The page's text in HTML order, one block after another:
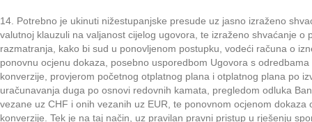
14. Potrebno je ukinuti nižestupanjske presude uz jasno izraženo
valutnoj klauzuli na valjanost cijelog ugovora, te izraženo shvaćanje o
razmatranja, kako bi sud u ponovljenom postupku, vodeći računa o
ponovnu ocjenu dokaza, posebno usporedbom Ugovora s
konverzije, provjerom početnog otplatnog plana i otplatnog plana po
uračunavanja duga po osnovi redovnih kamata, pregledom odluka
vezane uz CHF i onih vezanih uz EUR, te ponovnom ocjenom dokaza
konverzije. Tek je na taj način, uz pravilan pravni pristup u rješenju